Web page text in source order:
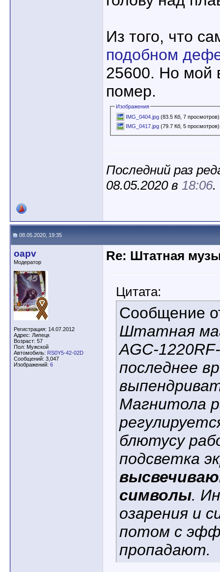
Из того, что
подобном
25600. Но мой
помер.
Изображения
IMG_0404.jpg (83.5 Кб, 7 просмотров)
IMG_0417.jpg (79.7 Кб, 5 просмотров)
Последний раз
08.05.2020 в 18:06.
08.05.2020, 19:35
oapv
Модератор
Регистрация: 14.07.2012
Адрес: Липецк
Возраст: 57
Пол: Мужской
Автомобиль: RS0Y5-42-02D
Сообщений: 3,047
Изображений: 6
Re: Штатная
Цитата:
Сообщение
Штатная
AGC-
последнее
Магнитола
блютусу
подсветка
символы.
озарения и
потом с
пропадают.